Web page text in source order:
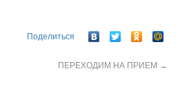
Поделиться
ПЕРЕХОДИМ НА ПРИЕМ →